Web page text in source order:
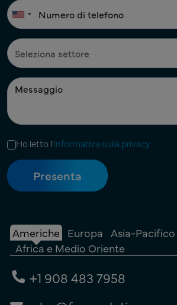
Ho letto l'informativa sulla privacy
Americhe Europa Asia-Pacifico
Africa e Medio Oriente
+1 908 483 7958